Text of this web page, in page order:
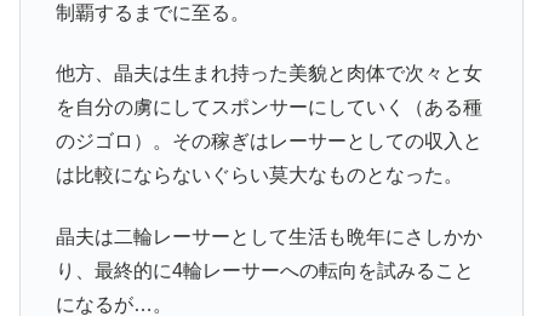
制覇するまでに至る。
他方、晶夫は生まれ持った美貌と肉体で次々と女
を自分の虜にしてスポンサーにしていく（ある種
のジゴロ）。その稼ぎはレーサーとしての収入と
は比較にならないぐらい莫大なものとなった。
晶夫は二輪レーサーとして生活も晩年にさしかか
り、最終的に4輪レーサーへの転向を試みること
になるが…。